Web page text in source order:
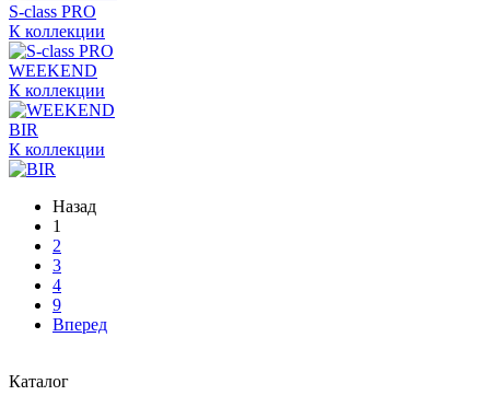
S-class PRO
К коллекции
WEEKEND
К коллекции
BIR
К коллекции
Назад
1
2
3
4
9
Вперед
Каталог